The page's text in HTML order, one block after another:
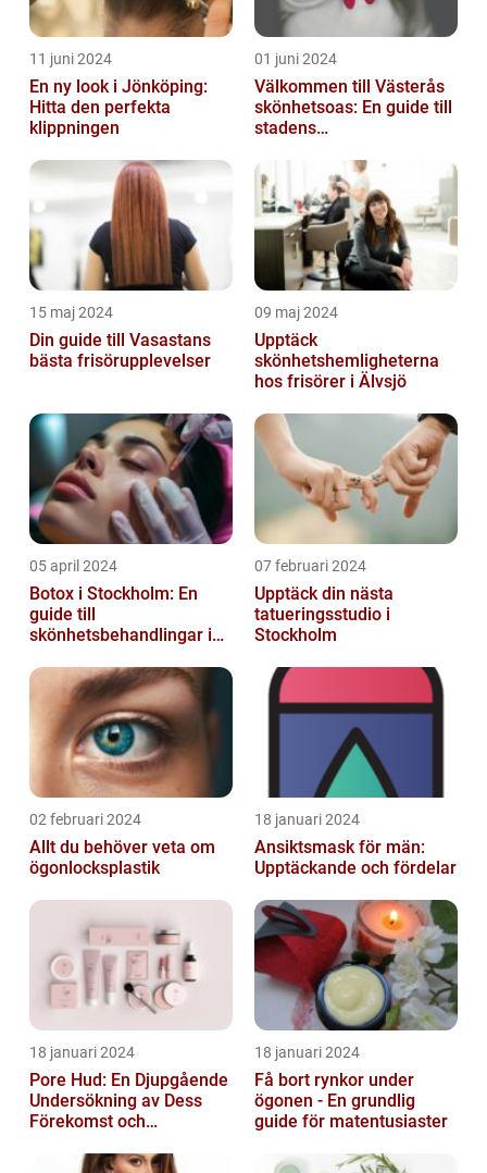
11 juni 2024
En ny look i Jönköping:
Hitta den perfekta
klippningen
01 juni 2024
Välkommen till Västerås
skönhetsoas: En guide till
stadens
15 maj 2024
Din guide till Vasastans
bästa frisörupplevelser
09 maj 2024
Upptäck
skönhetshemligheterna
hos frisörer i Älvsjö
05 april 2024
Botox i Stockholm: En
guide till
skönhetsbehandlingar i
07 februari 2024
Upptäck din nästa
tatueringsstudio i
Stockholm
02 februari 2024
Allt du behöver veta om
ögonlocksplastik
18 januari 2024
Ansiktsmask för män:
Upptäckande och fördelar
18 januari 2024
Pore Hud: En Djupgående
Undersökning av Dess
Förekomst och
18 januari 2024
Få bort rynkor under
ögonen - En grundlig
guide för matentusiaster